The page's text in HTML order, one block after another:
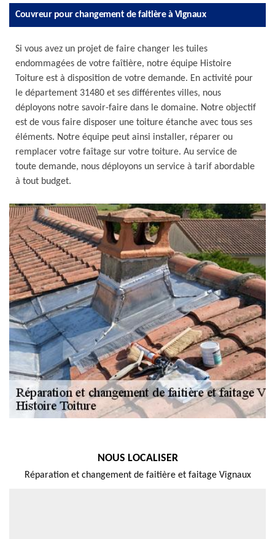
Couvreur pour changement de faitière à Vignaux
Si vous avez un projet de faire changer les tuiles
endommagées de votre faîtière, notre équipe Histoire
Toiture est à disposition de votre demande. En activité pour
le département 31480 et ses différentes villes, nous
déployons notre savoir-faire dans le domaine. Notre objectif
est de vous faire disposer une toiture étanche avec tous ses
éléments. Notre équipe peut ainsi installer, réparer ou
remplacer votre faîtage sur votre toiture. Au service de
toute demande, nous déployons un service à tarif abordable
à tout budget.
NOUS LOCALISER
Réparation et changement de faitière et faitage Vignaux